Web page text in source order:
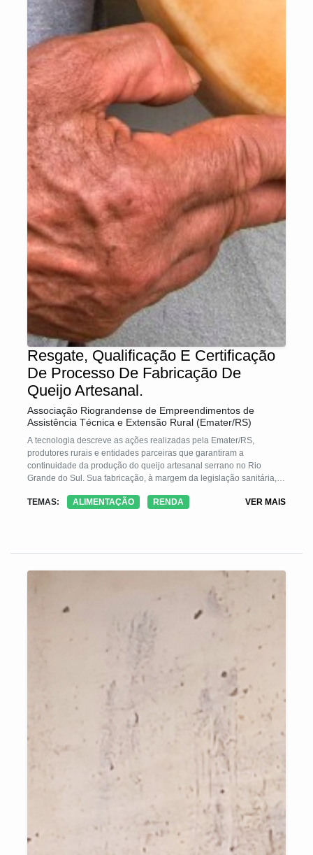
Resgate, Qualificação E Certificação
De Processo De Fabricação De
Queijo Artesanal.
Associação Riograndense de Empreendimentos de
Assistência Técnica e Extensão Rural (Emater/RS)
A tecnologia descreve as ações realizadas pela Emater/RS,
produtores rurais e entidades parceiras que garantiram a
continuidade da produção do queijo artesanal serrano no Rio
Grande do Sul. Sua fabricação, à margem da legislação sanitária,
de fiscalização e ao aviltamento dos preços no comércio com
Campos de Cima da Serra do RS e SC, desde a sua ocupação
corte/mistas, predominantemente alimentadas nos campos nativos.
É produzido em pequena escala, nas propriedades rurais, com um
saber-fazer transmitido entre gerações há mais de 200 anos.
TEMAS: ALIMENTAÇÃO RENDA VER MAIS